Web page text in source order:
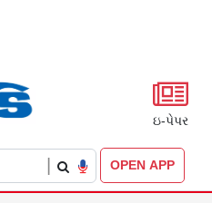
ઇ-પેપર
OPEN APP